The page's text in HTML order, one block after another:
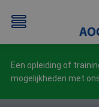
Een opleiding of
mogelijkheden met